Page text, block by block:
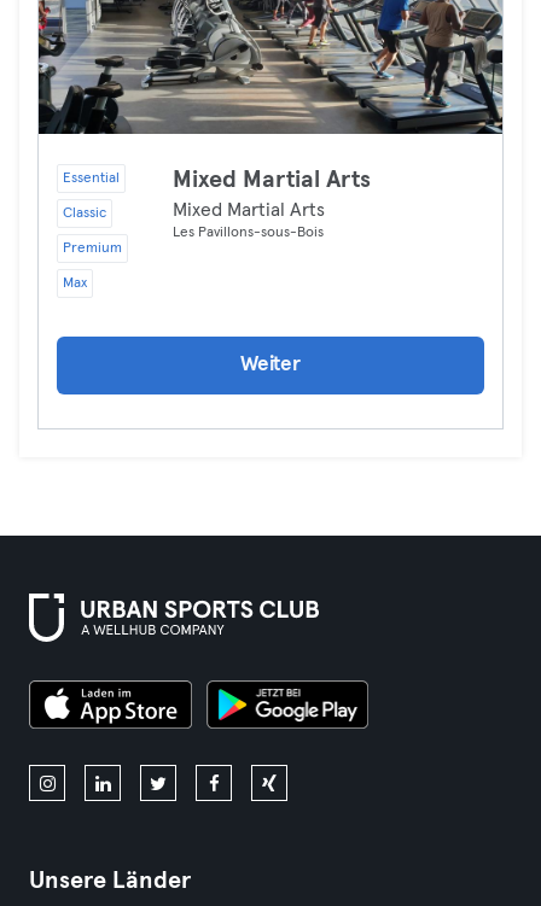
Essential
Classic
Premium
Max
Mixed Martial Arts
Mixed Martial Arts
Les Pavillons-sous-Bois
Weiter
Unsere Länder